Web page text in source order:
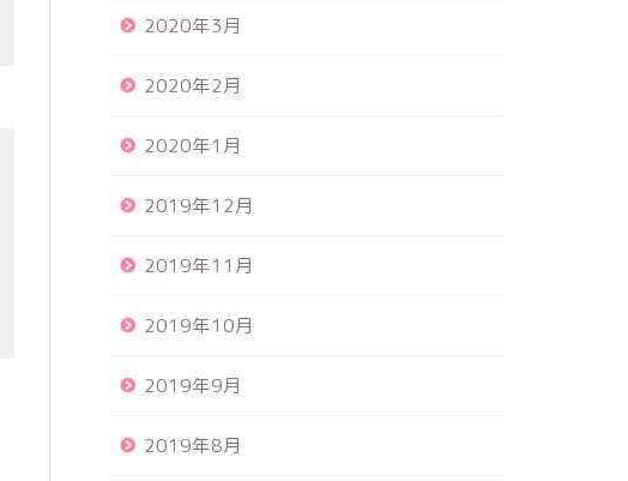
2020年3月
2020年2月
2020年1月
2019年12月
2019年11月
2019年10月
2019年9月
2019年8月